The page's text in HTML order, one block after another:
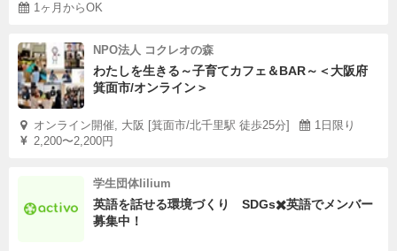
1ヶ月からOK
NPO法人 コクレオの森
わたしを生きる～子育てカフェ＆BAR～＜大阪府
箕面市/オンライン＞
オンライン開催, 大阪 [箕面市/北千里駅 徒歩25分]
1日限り
2,200〜2,200円
学生団体lilium
英語を話せる環境づくり SDGs✖️英語でメンバー
募集中！